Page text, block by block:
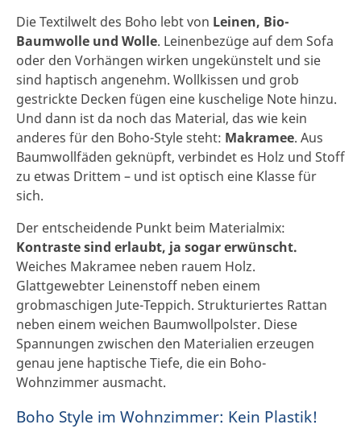
Die Textilwelt des Boho lebt von Leinen, Bio-
Baumwolle und Wolle. Leinenbezüge auf dem Sofa
oder den Vorhängen wirken ungekünstelt und sie
sind haptisch angenehm. Wollkissen und grob
gestrickte Decken fügen eine kuschelige Note hinzu.
Und dann ist da noch das Material, das wie kein
anderes für den Boho-Style steht: Makramee. Aus
Baumwollfäden geknüpft, verbindet es Holz und Stoff
zu etwas Drittem – und ist optisch eine Klasse für
sich.
Der entscheidende Punkt beim Materialmix:
Kontraste sind erlaubt, ja sogar erwünscht.
Weiches Makramee neben rauem Holz.
Glattgewebter Leinenstoff neben einem
grobmaschigen Jute-Teppich. Strukturiertes Rattan
neben einem weichen Baumwollpolster. Diese
Spannungen zwischen den Materialien erzeugen
genau jene haptische Tiefe, die ein Boho-
Wohnzimmer ausmacht.
Boho Style im Wohnzimmer: Kein Plastik!